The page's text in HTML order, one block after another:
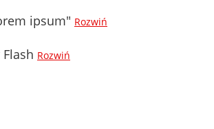
ipsum" Rozwiń
Rozwiń